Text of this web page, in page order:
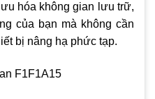
hóa không gian lưu trữ,
của bạn mà không cần
bị nâng hạ phức tạp.